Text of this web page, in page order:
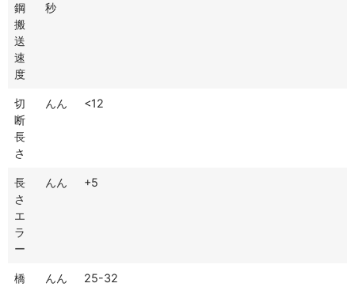
鋼
搬
送
速
度
秒
切
断
長
さ
んん <12
長
さ
エ
ラ
ー
んん +5
橋
んん 25-32